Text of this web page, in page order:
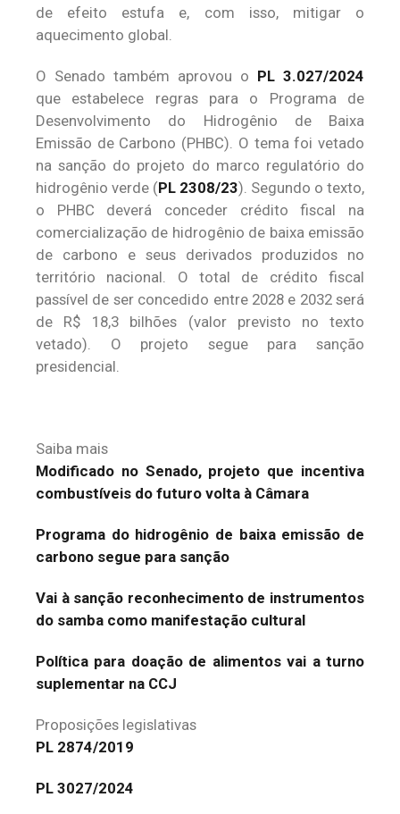
de efeito estufa e, com isso, mitigar o
aquecimento global.
O Senado também aprovou o PL 3.027/2024
que estabelece regras para o Programa de
Desenvolvimento do Hidrogênio de Baixa
Emissão de Carbono (PHBC). O tema foi vetado
na sanção do projeto do marco regulatório do
hidrogênio verde (PL 2308/23). Segundo o texto,
o PHBC deverá conceder crédito fiscal na
comercialização de hidrogênio de baixa emissão
de carbono e seus derivados produzidos no
território nacional. O total de crédito fiscal
passível de ser concedido entre 2028 e 2032 será
de R$ 18,3 bilhões (valor previsto no texto
vetado). O projeto segue para sanção
presidencial.
Saiba mais
Modificado no Senado, projeto que incentiva
combustíveis do futuro volta à Câmara
Programa do hidrogênio de baixa emissão de
carbono segue para sanção
Vai à sanção reconhecimento de instrumentos
do samba como manifestação cultural
Política para doação de alimentos vai a turno
suplementar na CCJ
Proposições legislativas
PL 2874/2019
PL 3027/2024